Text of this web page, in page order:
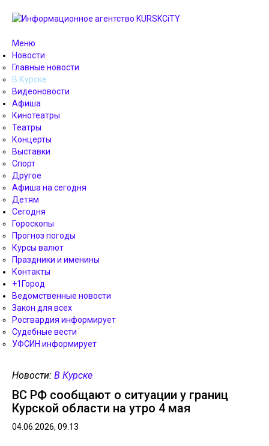
Меню
Новости
Главные новости
В Курске
Видеоновости
Афиша
Кинотеатры
Театры
Концерты
Выставки
Спорт
Другое
Афиша на сегодня
Детям
Сегодня
Гороскопы
Прогноз погоды
Курсы валют
Праздники и именины
Контакты
+1Город
Ведомственные новости
Закон для всех
Росгвардия информирует
Судебные вести
УФСИН информирует
Новости: В Курске
ВС РФ сообщают о ситуации у границ
Курской области на утро 4 мая
04.06.2026, 09.13